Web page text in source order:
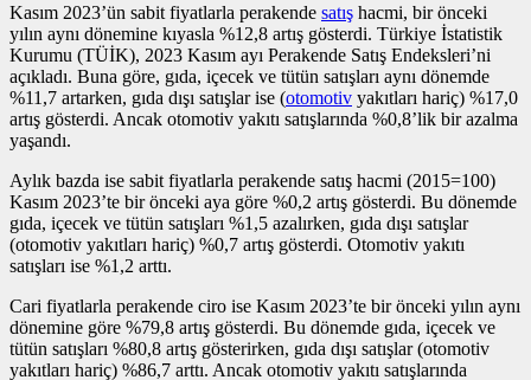
Kasım 2023’ün sabit fiyatlarla perakende satış hacmi, bir önceki
yılın aynı dönemine kıyasla %12,8 artış gösterdi. Türkiye İstatistik
Kurumu (TÜİK), 2023 Kasım ayı Perakende Satış Endeksleri’ni
açıkladı. Buna göre, gıda, içecek ve tütün satışları aynı dönemde
%11,7 artarken, gıda dışı satışlar ise (otomotiv yakıtları hariç) %17,0
artış gösterdi. Ancak otomotiv yakıtı satışlarında %0,8’lik bir azalma
yaşandı.
Aylık bazda ise sabit fiyatlarla perakende satış hacmi (2015=100)
Kasım 2023’te bir önceki aya göre %0,2 artış gösterdi. Bu dönemde
gıda, içecek ve tütün satışları %1,5 azalırken, gıda dışı satışlar
(otomotiv yakıtları hariç) %0,7 artış gösterdi. Otomotiv yakıtı
satışları ise %1,2 arttı.
Cari fiyatlarla perakende ciro ise Kasım 2023’te bir önceki yılın aynı
dönemine göre %79,8 artış gösterdi. Bu dönemde gıda, içecek ve
tütün satışları %80,8 artış gösterirken, gıda dışı satışlar (otomotiv
yakıtları hariç) %86,7 arttı. Ancak otomotiv yakıtı satışlarında